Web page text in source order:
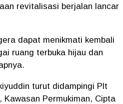
revitalisasi berjalan lancar
dapat menikmati kembali
ruang terbuka hijau dan
turut didampingi Plt
Kawasan Permukiman, Cipta